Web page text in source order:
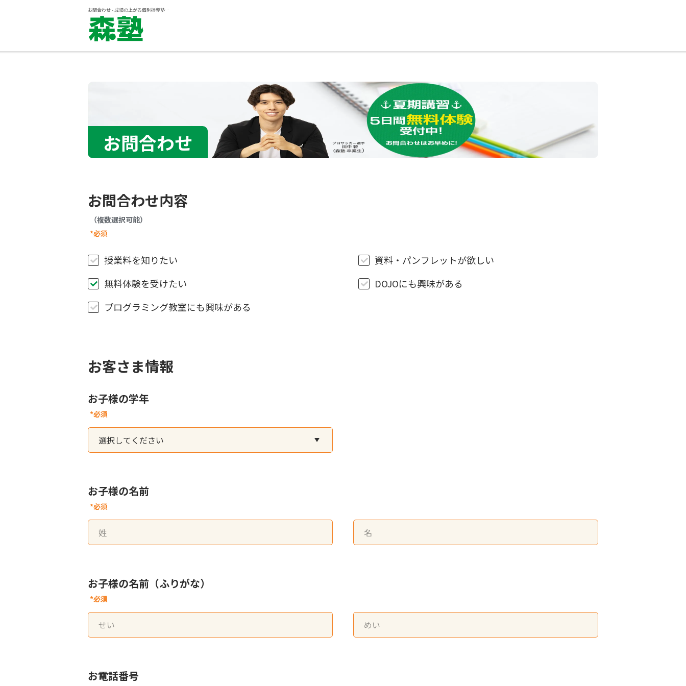
お問合わせ - 成績の上がる個別指導塾『森塾』
お問合わせ
お問合わせ内容
（複数選択可能）
*必須
授業料を知りたい
資料・パンフレットが欲しい
無料体験を受けたい
DOJOにも興味がある
プログラミング教室にも興味がある
お客さま情報
お子様の学年
*必須
お子様の名前
*必須
お子様の名前（ふりがな）
*必須
お電話番号